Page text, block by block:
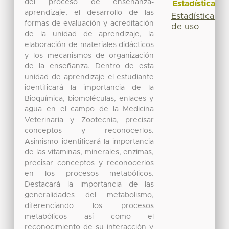
del proceso de enseñanza-
aprendizaje, el desarrollo de las
formas de evaluación y acreditación
de la unidad de aprendizaje, la
elaboración de materiales didácticos
y los mecanismos de organización
de la enseñanza. Dentro de esta
unidad de aprendizaje el estudiante
identificará la importancia de la
Bioquímica, biomoléculas, enlaces y
agua en el campo de la Medicina
Veterinaria y Zootecnia, precisar
conceptos y reconocerlos.
Asimismo identificará la importancia
de las vitaminas, minerales, enzimas,
precisar conceptos y reconocerlos
en los procesos metabólicos.
Destacará la importancia de las
generalidades del metabolismo,
diferenciando los procesos
metabólicos así como el
reconocimiento de su interacción y
Estadísticas
Estadísticas
de uso